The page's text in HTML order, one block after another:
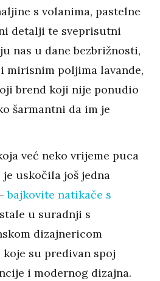
s volanima, pastelne
detalji te sveprisutni
nas u dane bezbrižnosti,
mirisnim poljima lavande,
brend koji nije ponudio
šarmantni da im je
već neko vrijeme puca
uskočila još jedna
-bajkovite natikače s
u suradnji s
dizajnericom
su predivan spoj
i modernog dizajna.